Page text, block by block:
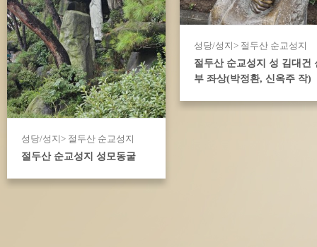
성당/성지> 절두산 순교성지
절두산 순교성지 성 김대건
부 좌상(박정환, 신옥주 작)
성당/성지> 절두산 순교성지
절두산 순교성지 성모동굴